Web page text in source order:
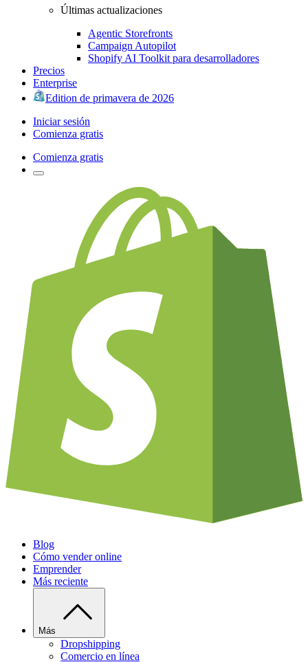
Últimas actualizaciones
Agentic Storefronts
Campaign Autopilot
Shopify AI Toolkit para desarrolladores
Precios
Enterprise
Edition de primavera de 2026
Iniciar sesión
Comienza gratis
Comienza gratis
Blog
Cómo vender online
Emprender
Más reciente
Más
Dropshipping
Comercio en línea